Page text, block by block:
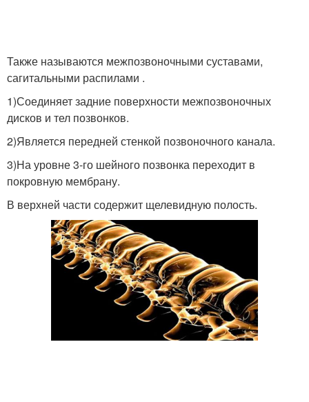
Также называются межпозвоночными суставами,
сагитальными распилами .
1)Соединяет задние поверхности межпозвоночных
дисков и тел позвонков.
2)Является передней стенкой позвоночного канала.
3)На уровне 3-го шейного позвонка переходит в
покровную мембрану.
В верхней части содержит щелевидную полость.